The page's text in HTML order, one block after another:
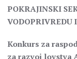
POKRAJINSKI
VODOPRIVREDU
Konkurs za
za razvoj lovstva